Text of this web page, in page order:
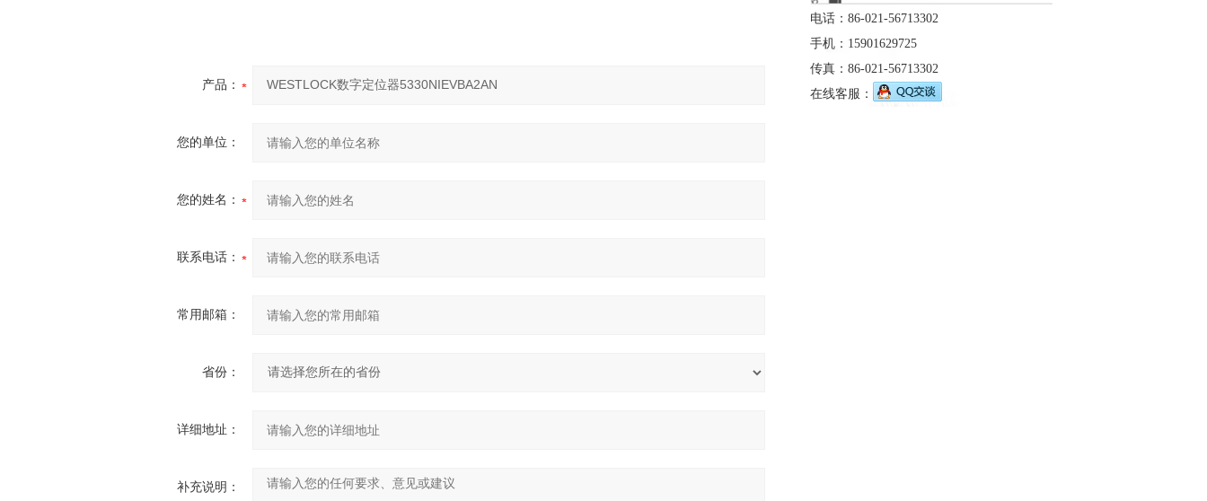
产品：
您的单位：
您的姓名：
联系电话：
常用邮箱：
省份：
详细地址：
补充说明：
电话：86-021-56713302
手机：15901629725
传真：86-021-56713302
在线客服：